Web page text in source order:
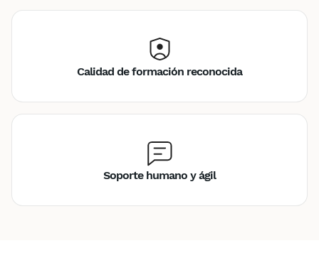
Calidad de formación reconocida
Soporte humano y ágil